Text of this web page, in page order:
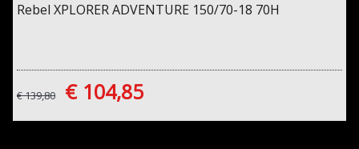
Rebel XPLORER ADVENTURE 150/70-18 70H
€ 139,80 € 104,85